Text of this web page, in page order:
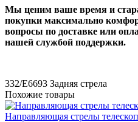
Мы ценим ваше время и
покупки максимально
вопросы по доставке или
нашей службой поддержки.
332/E6693 Задняя стрела
Похожие товары
Направляющая стрелы